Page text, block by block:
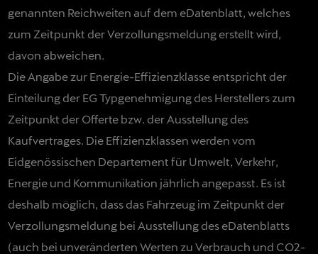
genannten Reichweiten auf dem eDatenblatt, welches
zum Zeitpunkt der Verzollungsmeldung erstellt wird,
davon abweichen.
Die Angabe zur Energie-Effizienzklasse entspricht der
Einteilung der EG Typgenehmigung des Herstellers zum
Zeitpunkt der Offerte bzw. der Ausstellung des
Kaufvertrages. Die Effizienzklassen werden vom
Eidgenössischen Departement für Umwelt, Verkehr,
Energie und Kommunikation jährlich angepasst. Es ist
deshalb möglich, dass das Fahrzeug im Zeitpunkt der
Verzollungsmeldung bei Ausstellung des eDatenblatts
(auch bei unveränderten Werten zu Verbrauch und CO2-